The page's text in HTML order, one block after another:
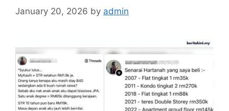
January 20, 2026 by admin